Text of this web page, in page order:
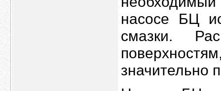
насосе БЦ
смазки.
значительно